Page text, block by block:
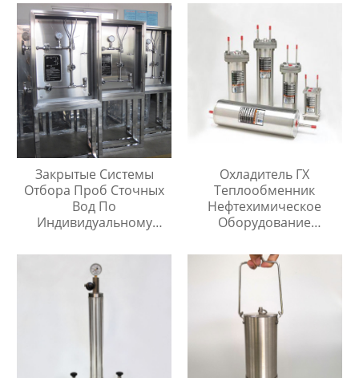
Закрытые Системы
Отбора Проб Сточных
Вод По
Индивидуальному
Охладитель ГХ
Теплообменник
Нефтехимическое
Оборудование